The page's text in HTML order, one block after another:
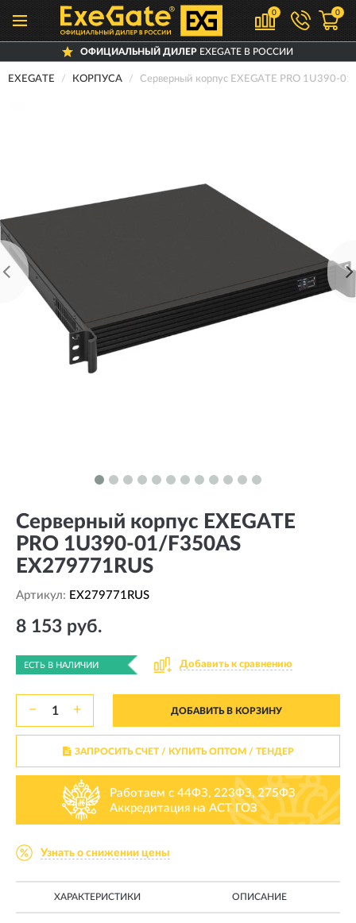
0 0
ОФИЦИАЛЬНЫЙ ДИЛЕРEXEGATE В РОССИИ
EXEGATE КОРПУСА Серверный корпус EXEGATE PRO 1U390-
Серверный корпус EXEGATE
PRO 1U390-01/F350AS
EX279771RUS
Артикул: EX279771RUS
8 153 руб.
ЕСТЬ В НАЛИЧИИ Добавить к сравнению
− + ДОБАВИТЬ В КОРЗИНУ
ЗАПРОСИТЬ СЧЕТ / КУПИТЬ ОПТОМ/ ТЕНДЕР
Работаем с 44ФЗ, 223ФЗ, 275ФЗ
Аккредитация на АСТ ГОЗ
Узнать о снижении цены
ХАРАКТЕРИСТИКИ ОПИСАНИЕ